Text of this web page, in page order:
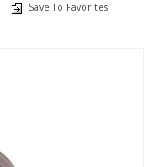
Save To Favorites